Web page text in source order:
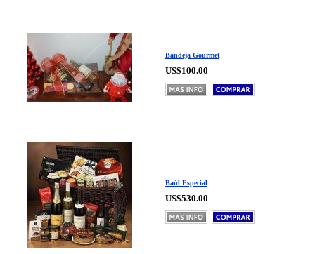
Bandeja Gourmet
US$100.00
Baúl Especial
US$530.00